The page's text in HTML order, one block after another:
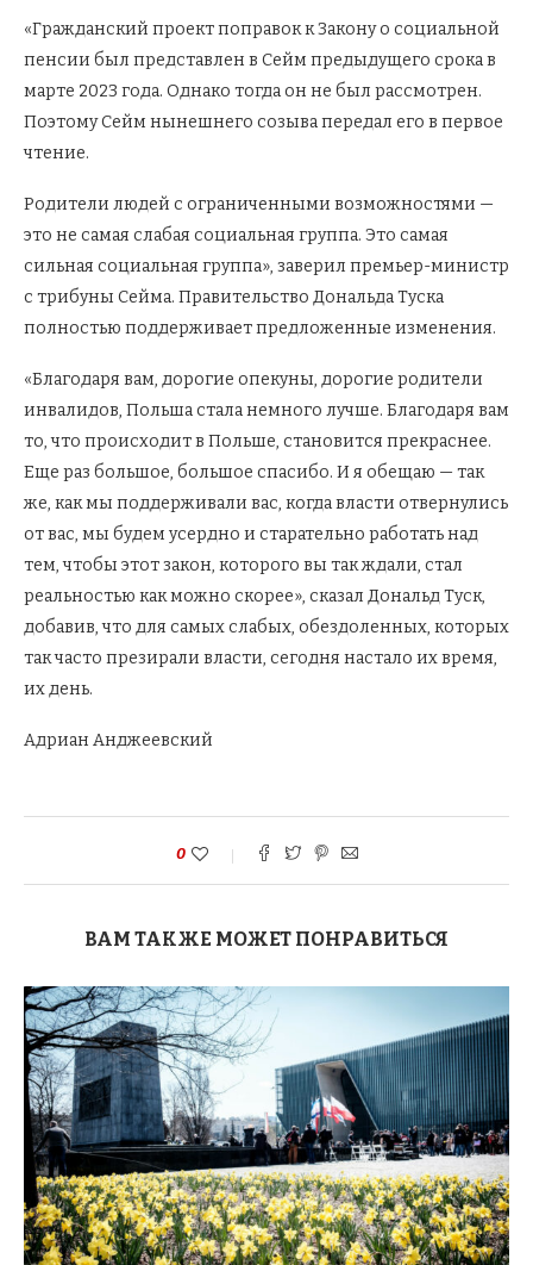
«Гражданский проект поправок к Закону о социальной
пенсии был представлен в Сейм предыдущего срока в
марте 2023 года. Однако тогда он не был рассмотрен.
Поэтому Сейм нынешнего созыва передал его в первое
чтение.
Родители людей с ограниченными возможностями —
это не самая слабая социальная группа. Это самая
сильная социальная группа», заверил премьер-министр
с трибуны Сейма. Правительство Дональда Туска
полностью поддерживает предложенные изменения.
«Благодаря вам, дорогие опекуны, дорогие родители
инвалидов, Польша стала немного лучше. Благодаря вам
то, что происходит в Польше, становится прекраснее.
Еще раз большое, большое спасибо. И я обещаю — так
же, как мы поддерживали вас, когда власти отвернулись
от вас, мы будем усердно и старательно работать над
тем, чтобы этот закон, которого вы так ждали, стал
реальностью как можно скорее», сказал Дональд Туск,
добавив, что для самых слабых, обездоленных, которых
так часто презирали власти, сегодня настало их время,
их день.
Адриан Анджеевский
0
ВАМ ТАКЖЕ МОЖЕТ ПОНРАВИТЬСЯ